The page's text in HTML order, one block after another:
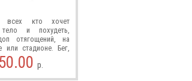
всех кто хочет
и похудеть,
отягощений, на
или стадионе. Бег,
тела.
р.